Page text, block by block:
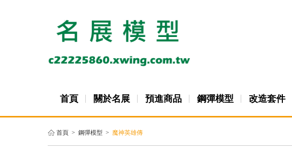
首頁 關於名展 預進商品 鋼彈模型 改造套件
首頁 > 鋼彈模型 > 魔神英雄傳